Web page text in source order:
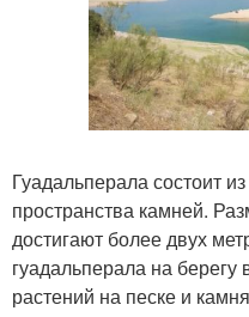
Гуадальперала состоит
пространства камней.
достигают более двух
гуадальперала на
растений на песке и